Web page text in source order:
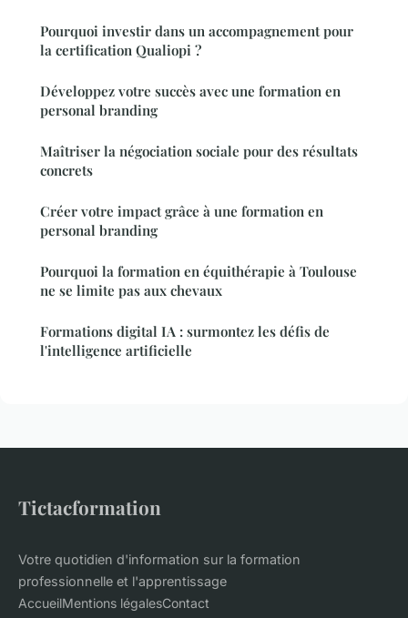
Pourquoi investir dans un accompagnement pour
la certification Qualiopi ?
Développez votre succès avec une formation en
personal branding
Maîtriser la négociation sociale pour des résultats
concrets
Créer votre impact grâce à une formation en
personal branding
Pourquoi la formation en équithérapie à Toulouse
ne se limite pas aux chevaux
Formations digital IA : surmontez les défis de
l'intelligence artificielle
Tictacformation
Votre quotidien d'information sur la formation
professionnelle et l'apprentissage
AccueilMentions légalesContact